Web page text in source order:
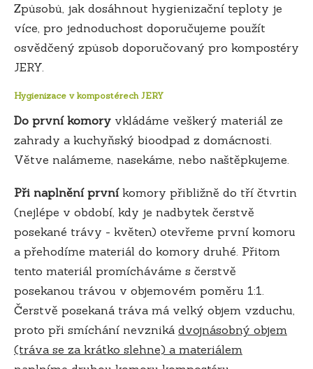
Způsobů, jak dosáhnout hygienizační teploty je
více, pro jednoduchost doporučujeme použít
osvědčený způsob doporučovaný pro kompostéry
JERY.
Hygienizace v kompostérech JERY
Do první komory vkládáme veškerý materiál ze
zahrady a kuchyňský bioodpad z domácnosti.
Větve nalámeme, nasekáme, nebo naštěpkujeme.
Při naplnění prvníkomory přibližně do tří čtvrtin
(nejlépe v období, kdy je nadbytek čerstvě
posekané trávy - květen) otevřeme první komoru
a přehodíme materiál do komory druhé. Přitom
tento materiál promícháváme s čerstvě
posekanou trávou v objemovém poměru 1:1.
Čerstvě posekaná tráva má velký objem vzduchu,
proto při smíchání nevzniká dvojnásobný objem
(tráva se za krátko slehne) a materiálem